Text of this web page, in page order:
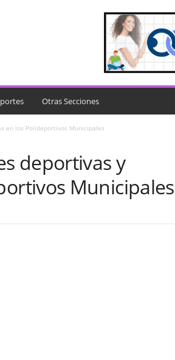
Otras Secciones
en los Polideportivos Municipales
deportivas y
Municipales